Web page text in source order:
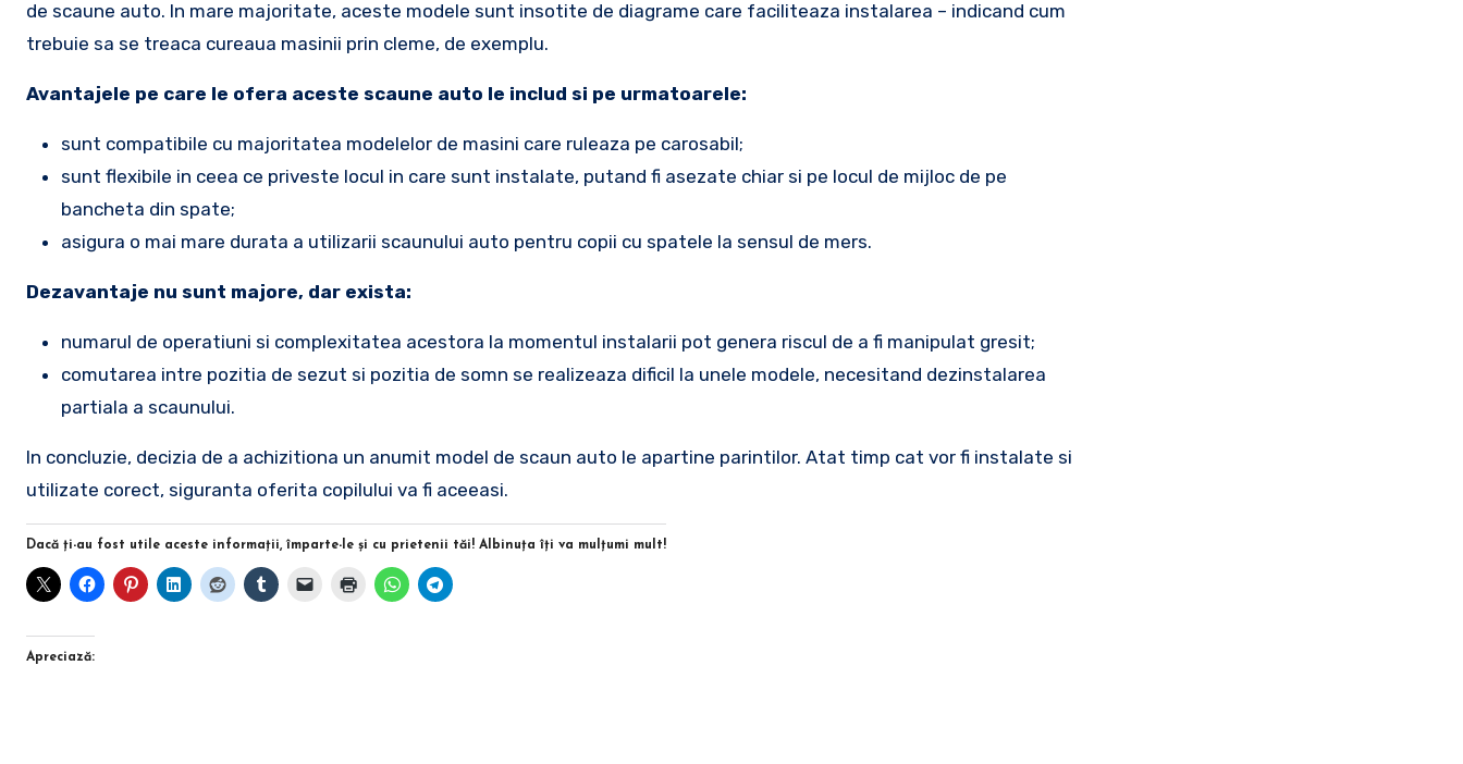
de scaune auto. In mare majoritate, aceste modele sunt insotite de diagrame care faciliteaza instalarea – indicand cum
trebuie sa se treaca cureaua masinii prin cleme, de exemplu.
Avantajele pe care le ofera aceste scaune auto le includ si pe urmatoarele:
sunt compatibile cu majoritatea modelelor de masini care ruleaza pe carosabil;
sunt flexibile in ceea ce priveste locul in care sunt instalate, putand fi asezate chiar si pe locul de mijloc de pe
bancheta din spate;
asigura o mai mare durata a utilizarii scaunului auto pentru copii cu spatele la sensul de mers.
Dezavantaje nu sunt majore, dar exista:
numarul de operatiuni si complexitatea acestora la momentul instalarii pot genera riscul de a fi manipulat gresit;
comutarea intre pozitia de sezut si pozitia de somn se realizeaza dificil la unele modele, necesitand dezinstalarea
partiala a scaunului.
In concluzie, decizia de a achizitiona un anumit model de scaun auto le apartine parintilor. Atat timp cat vor fi instalate si
utilizate corect, siguranta oferita copilului va fi aceeasi.
Dacă ţi-au fost utile aceste informaţii, împarte-le şi cu prietenii tăi! Albinuţa îţi va mulţumi mult!
Apreciază: